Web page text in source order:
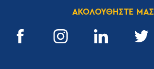
ΑΚΟΛΟΥΘΗΣΤΕ ΜΑΣ